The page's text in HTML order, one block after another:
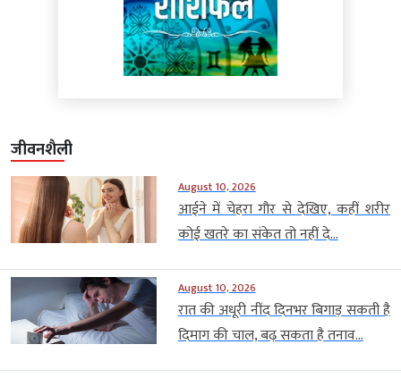
जीवनशैली
August 10, 2026
आईने में चेहरा गौर से देखिए, कहीं शरीर
कोई खतरे का संकेत तो नहीं दे...
August 10, 2026
रात की अधूरी नींद दिनभर बिगाड़ सकती है
दिमाग की चाल, बढ़ सकता है तनाव...